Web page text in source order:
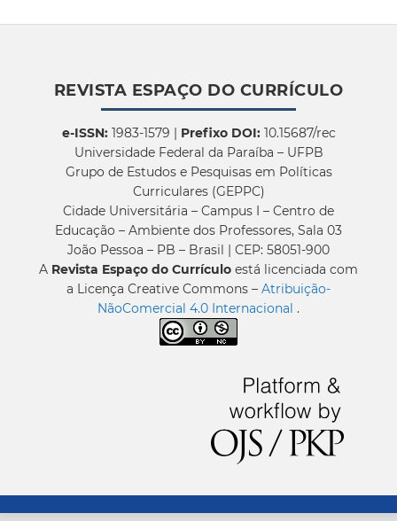
REVISTA ESPAÇO DO CURRÍCULO
e-ISSN:1983-1579 | Prefixo DOI:10.15687/rec
Universidade Federal da Paraíba – UFPB
Grupo de Estudos e Pesquisas em Políticas
Curriculares (GEPPC)
Cidade Universitária – Campus I – Centro de
Educação – Ambiente dos Professores, Sala 03
João Pessoa – PB – Brasil | CEP: 58051-900
A Revista Espaço do Currículo está licenciada com
a Licença Creative Commons – Atribuição-
NãoComercial 4.0 Internacional .